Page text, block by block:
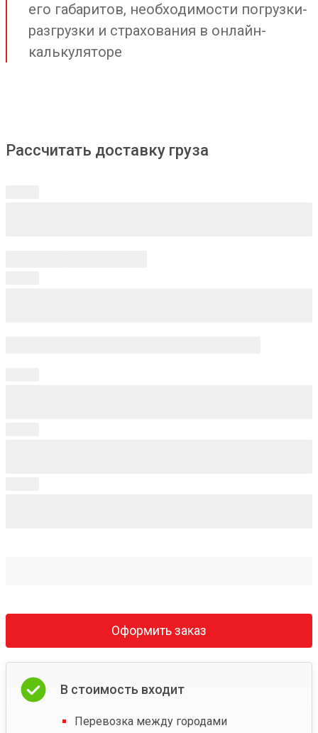
его габаритов, необходимости погрузки-
разгрузки и страхования в онлайн-
калькуляторе
Рассчитать доставку груза
Оформить заказ
В стоимость входит
Перевозка между городами